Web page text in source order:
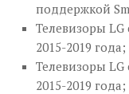
поддержкой
Телевизоры LG
2015-2019 года;
Телевизоры LG
2015-2019 года;